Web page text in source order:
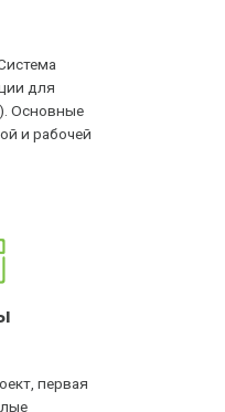
для
Основные
и рабочей
первая